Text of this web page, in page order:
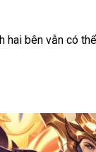
bên vẫn có